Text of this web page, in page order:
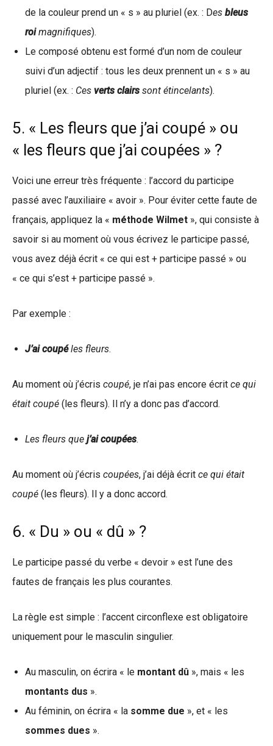
de la couleur prend un « s » au pluriel (ex. : Des bleus
roimagnifiques).
Le composé obtenu est formé d’un nom de couleur
suivi d’un adjectif : tous les deux prennent un « s » au
pluriel (ex. : Ces verts clairs sont étincelants).
5. « Les fleurs que j’ai coupé » ou
« les fleurs que j’ai coupées » ?
Voici une erreur très fréquente : l’accord du participe
passé avec l’auxiliaire « avoir ». Pour éviter cette faute de
français, appliquez la « méthode Wilmet », qui consiste à
savoir si au moment où vous écrivez le participe passé,
vous avez déjà écrit « ce qui est + participe passé » ou
« ce qui s’est + participe passé ».
Par exemple :
J’ai coupéles fleurs.
Au moment où j’écris coupé, je n’ai pas encore écrit ce qui
était coupé (les fleurs). Il n’y a donc pas d’accord.
Les fleurs que j’ai coupées.
Au moment où j’écris coupées, j’ai déjà écrit ce qui était
coupé (les fleurs). Il y a donc accord.
6. « Du » ou « dû » ?
Le participe passé du verbe « devoir » est l’une des
fautes de français les plus courantes.
La règle est simple : l’accent circonflexe est obligatoire
uniquement pour le masculin singulier.
Au masculin, on écrira « le montant dû », mais « les
montants dus ».
Au féminin, on écrira « la somme due », et « les
sommes dues ».